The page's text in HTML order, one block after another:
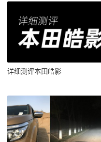
详细测评本田皓影